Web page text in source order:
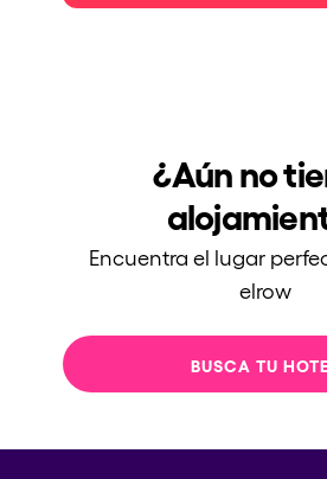
¿Aún no
Encuentra el lugar
elrow
BUSCA TU